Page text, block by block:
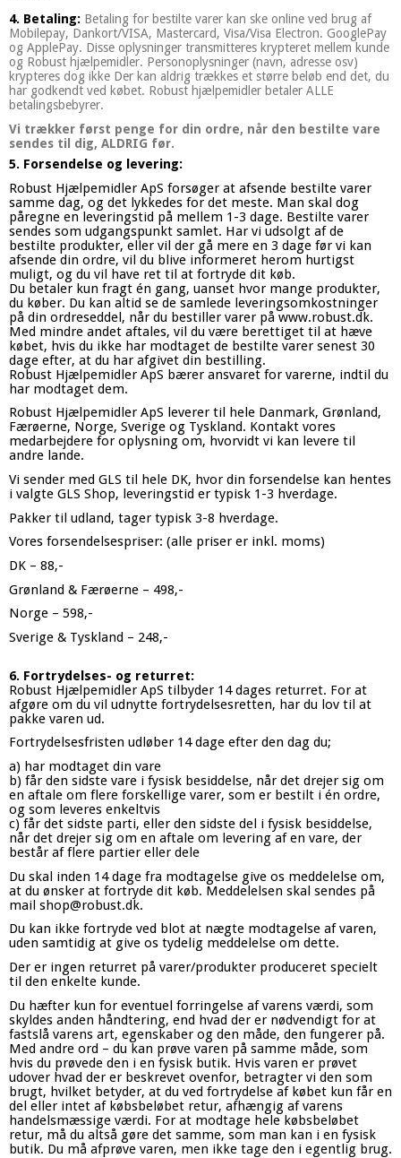
4. Betaling: Betaling for bestilte varer kan ske online ved brug af
Mobilepay, Dankort/VISA, Mastercard, Visa/Visa Electron. GooglePay
og ApplePay. Disse oplysninger transmitteres krypteret mellem kunde
og Robust hjælpemidler. Personoplysninger (navn, adresse osv)
krypteres dog ikke Der kan aldrig trækkes et større beløb end det, du
har godkendt ved købet. Robust hjælpemidler betaler ALLE
betalingsbebyrer.
Vi trækker først penge for din ordre, når den bestilte vare
sendes til dig, ALDRIG før.
5. Forsendelse og levering:
Robust Hjælpemidler ApS forsøger at afsende bestilte varer
samme dag, og det lykkedes for det meste. Man skal dog
påregne en leveringstid på mellem 1-3 dage. Bestilte varer
sendes som udgangspunkt samlet. Har vi udsolgt af de
bestilte produkter, eller vil der gå mere en 3 dage før vi kan
afsende din ordre, vil du blive informeret herom hurtigst
muligt, og du vil have ret til at fortryde dit køb.
Du betaler kun fragt én gang, uanset hvor mange produkter,
du køber. Du kan altid se de samlede leveringsomkostninger
på din ordreseddel, når du bestiller varer på www.robust.dk.
Med mindre andet aftales, vil du være berettiget til at hæve
købet, hvis du ikke har modtaget de bestilte varer senest 30
dage efter, at du har afgivet din bestilling.
Robust Hjælpemidler ApS bærer ansvaret for varerne, indtil du
har modtaget dem.
Robust Hjælpemidler ApS leverer til hele Danmark, Grønland,
Færøerne, Norge, Sverige og Tyskland. Kontakt vores
medarbejdere for oplysning om, hvorvidt vi kan levere til
andre lande.
Vi sender med GLS til hele DK, hvor din forsendelse kan hentes
i valgte GLS Shop, leveringstid er typisk 1-3 hverdage.
Pakker til udland, tager typisk 3-8 hverdage.
Vores forsendelsespriser: (alle priser er inkl. moms)
DK – 88,-
Grønland & Færøerne – 498,-
Norge – 598,-
Sverige & Tyskland – 248,-
6. Fortrydelses- og returret:
Robust Hjælpemidler ApS tilbyder 14 dages returret. For at
afgøre om du vil udnytte fortrydelsesretten, har du lov til at
pakke varen ud.
Fortrydelsesfristen udløber 14 dage efter den dag du;
a) har modtaget din vare
b) får den sidste vare i fysisk besiddelse, når det drejer sig om
en aftale om flere forskellige varer, som er bestilt i én ordre,
og som leveres enkeltvis
c) får det sidste parti, eller den sidste del i fysisk besiddelse,
når det drejer sig om en aftale om levering af en vare, der
består af flere partier eller dele
Du skal inden 14 dage fra modtagelse give os meddelelse om,
at du ønsker at fortryde dit køb. Meddelelsen skal sendes på
mail shop@robust.dk.
Du kan ikke fortryde ved blot at nægte modtagelse af varen,
uden samtidig at give os tydelig meddelelse om dette.
Der er ingen returret på varer/produkter produceret specielt
til den enkelte kunde.
Du hæfter kun for eventuel forringelse af varens værdi, som
skyldes anden håndtering, end hvad der er nødvendigt for at
fastslå varens art, egenskaber og den måde, den fungerer på.
Med andre ord – du kan prøve varen på samme måde, som
hvis du prøvede den i en fysisk butik. Hvis varen er prøvet
udover hvad der er beskrevet ovenfor, betragter vi den som
brugt, hvilket betyder, at du ved fortrydelse af købet kun får en
del eller intet af købsbeløbet retur, afhængig af varens
handelsmæssige værdi. For at modtage hele købsbeløbet
retur, må du altså gøre det samme, som man kan i en fysisk
butik. Du må afprøve varen, men ikke tage den i egentlig brug.